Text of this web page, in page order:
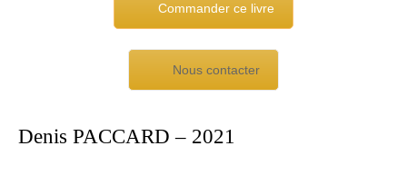
Commander ce livre
Nous contacter
Denis PACCARD – 2021